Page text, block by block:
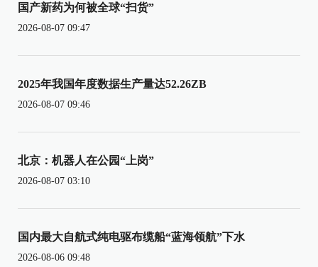
国产新药为何被全球“扫货”
2026-08-07 09:47
2025年我国年度数据生产量达52.26ZB
2026-08-07 09:46
北京：机器人在公园“上岗”
2026-08-07 03:10
国内最大自航式纯电驱布缆船“蓝海领航”下水
2026-08-06 09:48